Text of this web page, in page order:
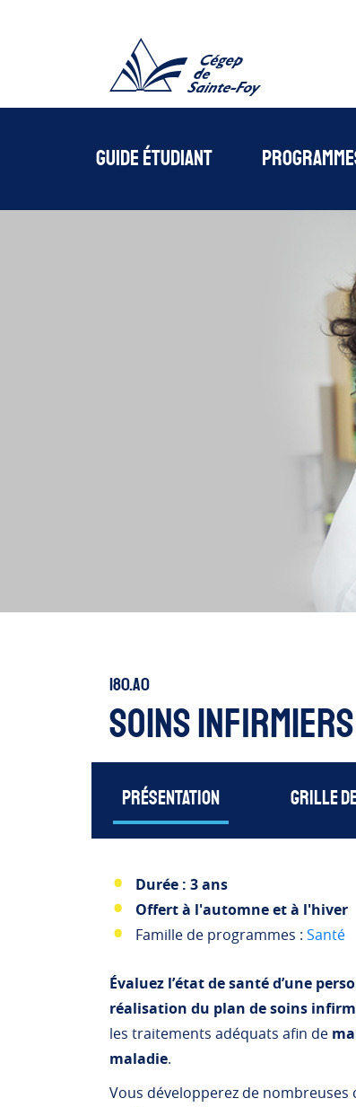
Guide étudiant
180.A0
Soins infirmiers
Présentation Grille
Durée : 3 ans
Offert à l'automne et à l'hiver
Famille de programmes : Santé
Évaluez l’état de santé d’une
réalisation du plan de soins
les traitements adéquats afin de
maladie.
Vous développerez de